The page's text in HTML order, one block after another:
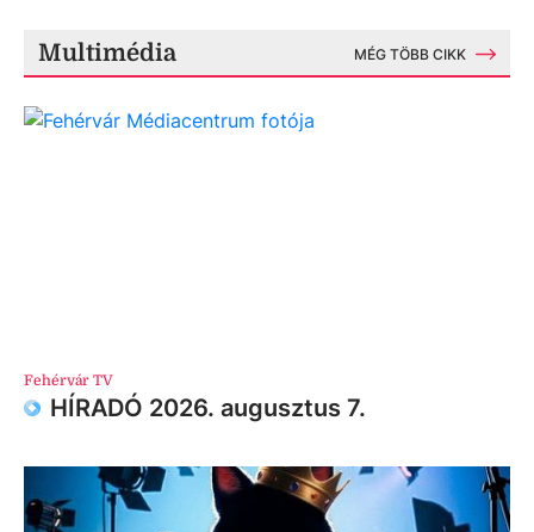
Multimédia MÉG TÖBB CIKK
Fehérvár TV
HÍRADÓ 2026. augusztus 7.